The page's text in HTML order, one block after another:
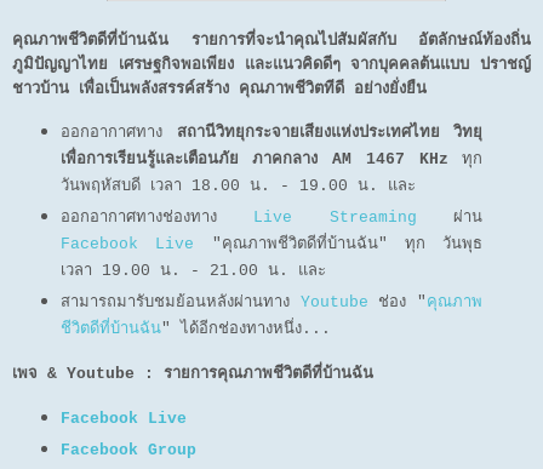
คุณภาพชีวิตดีที่บ้านฉัน รายการที่จะนำคุณไปสัมผัสกับ อัตลักษณ์ท้องถิ่น
ภูมิปัญญาไทย เศรษฐกิจพอเพียง และแนวคิดดีๆ จากบุคคลต้นแบบ ปราชญ์
ชาวบ้าน เพื่อเป็นพลังสรรค์สร้าง คุณภาพชีวิตทีดี อย่างยั่งยืน
ออกอากาศทาง สถานีวิทยุกระจายเสียงแห่งประเทศไทย วิทยุ
เพื่อการเรียนรู้และเตือนภัย ภาคกลาง AM 1467 KHz ทุก
วันพฤหัสบดี เวลา 18.00 น. - 19.00 น. และ
ออกอากาศทางช่องทาง Live Streaming ผ่าน
Facebook Live "คุณภาพชีวิตดีที่บ้านฉัน" ทุก วันพุธ
เวลา 19.00 น. - 21.00 น. และ
สามารถมารับชมย้อนหลังผ่านทาง Youtube ช่อง " คุณภาพ
ชีวิตดีที่บ้านฉัน" ได้อีกช่องทางหนึ่ง...
เพจ & Youtube : รายการคุณภาพชีวิตดีที่บ้านฉัน
Facebook Live
Facebook Group